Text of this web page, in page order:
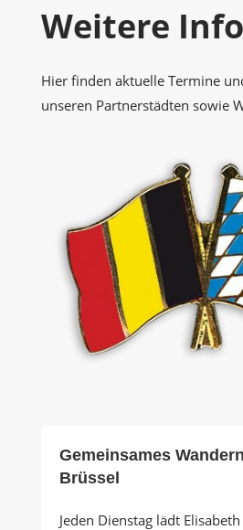
Weitere
Hier finden aktuelle Termine
unseren Partnerstädten sowie
Gemeinsames
Brüssel
Jeden Dienstag lädt